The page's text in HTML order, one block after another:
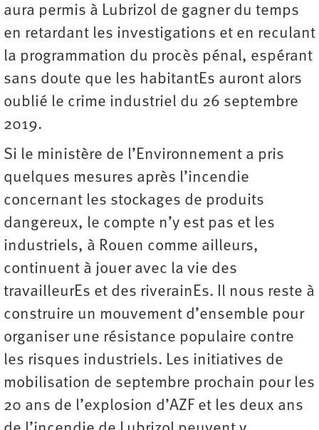
aura permis à Lubrizol de gagner du temps
en retardant les investigations et en reculant
la programmation du procès pénal, espérant
sans doute que les habitantEs auront alors
oublié le crime industriel du 26 septembre
2019.
Si le ministère de l’Environnement a pris
quelques mesures après l’incendie
concernant les stockages de produits
dangereux, le compte n’y est pas et les
industriels, à Rouen comme ailleurs,
continuent à jouer avec la vie des
travailleurEs et des riverainEs. Il nous reste à
construire un mouvement d’ensemble pour
organiser une résistance populaire contre
les risques industriels. Les initiatives de
mobilisation de septembre prochain pour les
20 ans de l’explosion d’AZF et les deux ans